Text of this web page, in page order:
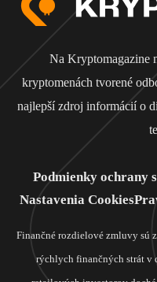
Na Kryptomagazine
kryptomenách tvorené
najlepší zdroj informácií o
Podmienky ochrany
Nastavenia Cookies
Finančné rozdielové zmluvy sú
rýchlych finančných strát v